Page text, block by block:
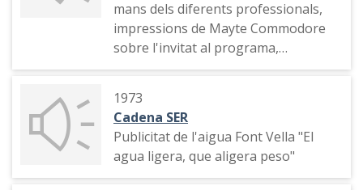
mans dels diferents professionals,
impressions de Mayte Commodore
sobre l'invitat al programa,
entrevista a l'escultor Pablo Serrano
1973
Cadena SER
Publicitat de l'aigua Font Vella "El
agua ligera, que aligera peso"